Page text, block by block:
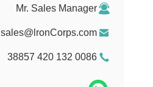
Mr. Sales Manager
sales@lronCorps.com
0086 132 420 38857